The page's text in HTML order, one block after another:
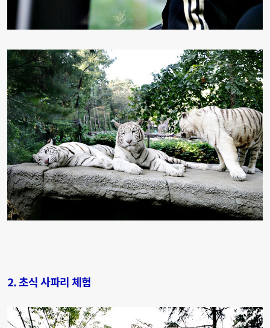
2. 초식 사파리 체험